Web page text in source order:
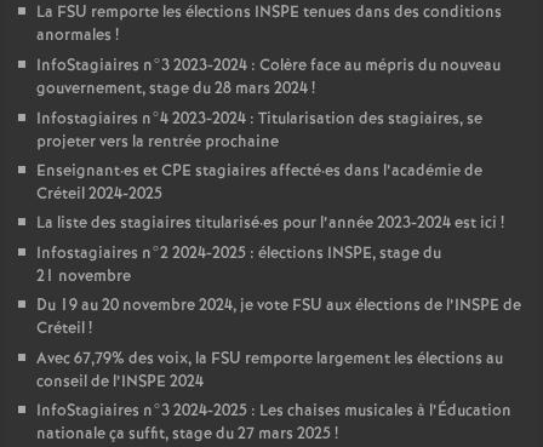
La FSU remporte les élections INSPE tenues dans des conditions
anormales !
InfoStagiaires n°3 2023-2024 : Colère face au mépris du nouveau
gouvernement, stage du 28 mars 2024!
Infostagiaires n°4 2023-2024 : Titularisation des stagiaires, se
projeter vers la rentrée prochaine
Enseignant·es etCPE stagiaires affecté·es dans l’académie de
Créteil 2024-2025
La liste des stagiaires titularisé·es pour l’année 2023-2024 est ici !
Infostagiaires n°2 2024-2025 : élections INSPE, stage du
21 novembre
Du 19 au 20 novembre 2024, je vote FSU aux élections de l’INSPE de
Créteil!
Avec 67,79% des voix, la FSU remporte largement les élections au
conseil de l’INSPE 2024
InfoStagiaires n°3 2024-2025 : Les chaises musicales à l’Éducation
nationale ça suffit, stage du 27 mars 2025!